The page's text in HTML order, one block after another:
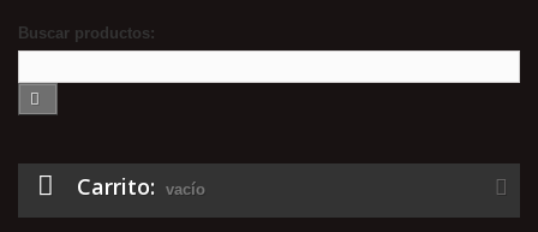
Buscar productos:
Carrito: vacío